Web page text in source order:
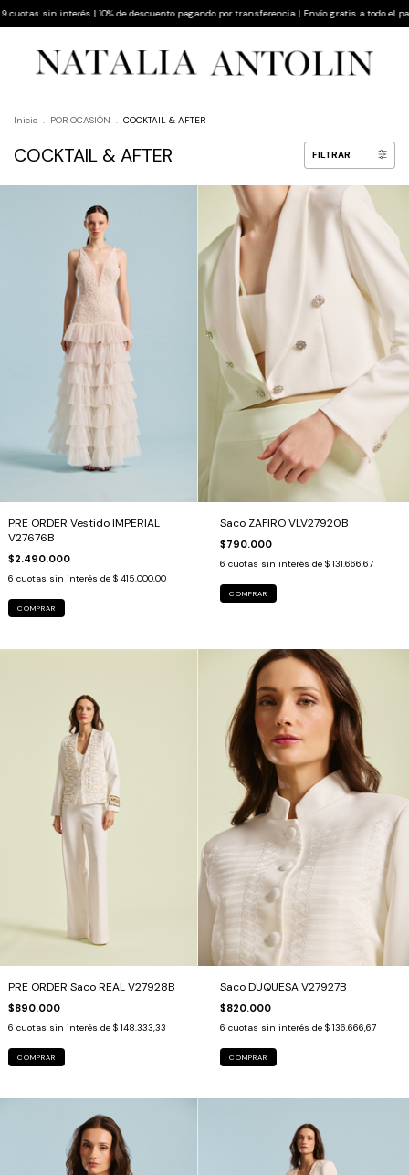
pagando por transferencia | Envío gratis a todo el país Hasta 9 cuotas sin
Inicio . POR OCASIÓN . COCKTAIL & AFTER
COCKTAIL & AFTER FILTRAR
PRE ORDER Vestido IMPERIAL
V27676B
$2.490.000
6 cuotas sin interés de $ 415.000,00
COMPRAR
Saco ZAFIRO VLV27920B
$790.000
6 cuotas sin interés de $ 131.666,67
COMPRAR
PRE ORDER Saco REAL V27928B
$890.000
6 cuotas sin interés de $ 148.333,33
COMPRAR
Saco DUQUESA V27927B
$820.000
6 cuotas sin interés de $ 136.666,67
COMPRAR